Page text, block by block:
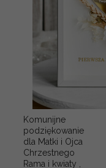
Komunijne
podziękowanie
dla Matki i Ojca
Chrzestnego
Rama i kwiaty ,